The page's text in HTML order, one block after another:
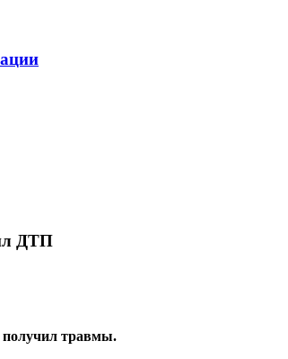
ДТП
травмы.